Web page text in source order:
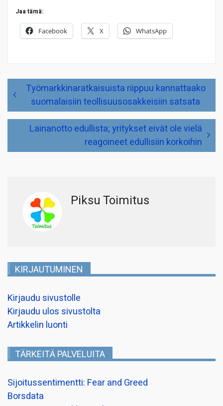
Jaa tämä:
Facebook X WhatsApp
Artikkelien
selaus Työmarkkinaratkaisuista riippuu kannattaako
suomalaisiin teollisuusosakkeisiin satsata
Lainanotto edullista; yritykset eivät ole vielä
reagoineet edullisiin korkoihin
Piksu Toimitus
KIRJAUTUMINEN
Kirjaudu sivustolle
Kirjaudu ulos sivustolta
Artikkelin luonti
TÄRKEITÄ PALVELUITA
Sijoitussentimentti: Fear and Greed
Borsdata